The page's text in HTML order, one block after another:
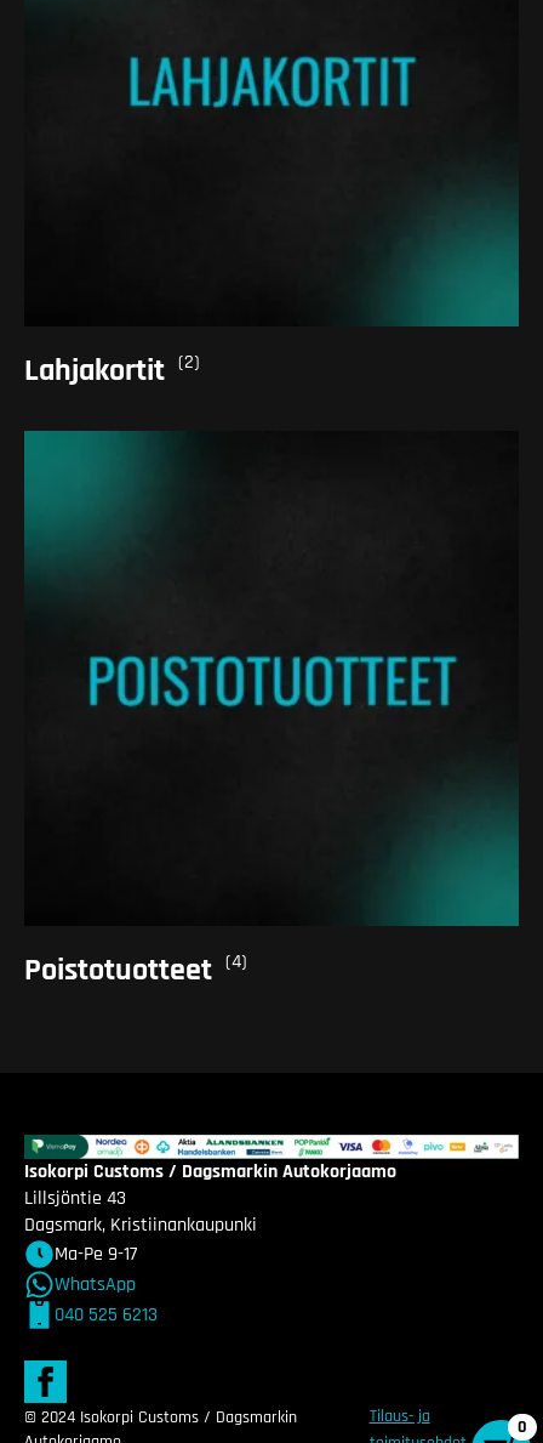
Lahjakortit (2)
Poistotuotteet (4)
Isokorpi Customs / Dagsmarkin Autokorjaamo
Lillsjöntie 43
Dagsmark, Kristiinankaupunki
Ma-Pe 9-17
WhatsApp
040 525 6213
© 2024 Isokorpi Customs / Dagsmarkin
Tilaus- ja
0